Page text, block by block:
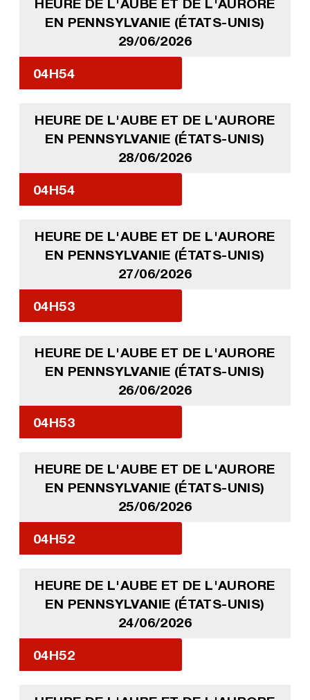
HEURE DE L'AUBE ET DE L'AURORE
EN PENNSYLVANIE (ÉTATS-UNIS)
29/06/2026
04H54
HEURE DE L'AUBE ET DE L'AURORE
EN PENNSYLVANIE (ÉTATS-UNIS)
28/06/2026
04H54
HEURE DE L'AUBE ET DE L'AURORE
EN PENNSYLVANIE (ÉTATS-UNIS)
27/06/2026
04H53
HEURE DE L'AUBE ET DE L'AURORE
EN PENNSYLVANIE (ÉTATS-UNIS)
26/06/2026
04H53
HEURE DE L'AUBE ET DE L'AURORE
EN PENNSYLVANIE (ÉTATS-UNIS)
25/06/2026
04H52
HEURE DE L'AUBE ET DE L'AURORE
EN PENNSYLVANIE (ÉTATS-UNIS)
24/06/2026
04H52